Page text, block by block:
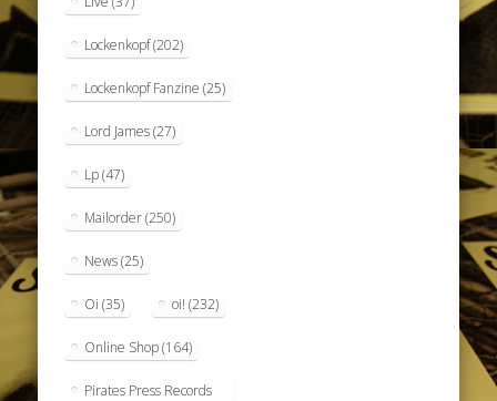
Lockenkopf(202)
Lockenkopf Fanzine (25)
Lord James(27)
Lp(47)
Mailorder(250)
News(25)
Oi (35) oi! (232)
Online Shop(164)
Pirates Press Records